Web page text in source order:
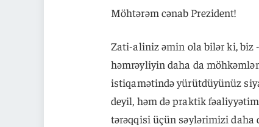
Möhtərəm cənab Prezident!
Zati-aliniz əmin ola bilər ki, biz
həmrəyliyin daha da
istiqamətində yürütdüyünüz
deyil, həm də praktik
tərəqqisi üçün səylərimizi daha